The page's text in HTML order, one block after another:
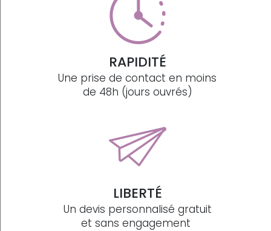
RAPIDITÉ
Une prise de contact en moins
de 48h (jours ouvrés)
LIBERTÉ
Un devis personnalisé gratuit
et sans engagement